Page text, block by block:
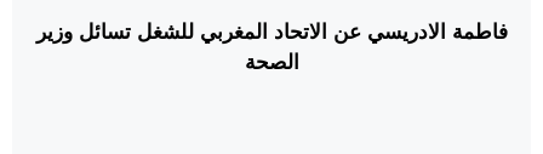
فاطمة الادريسي عن الاتحاد المغربي للشغل تسائل وزير
الصحة